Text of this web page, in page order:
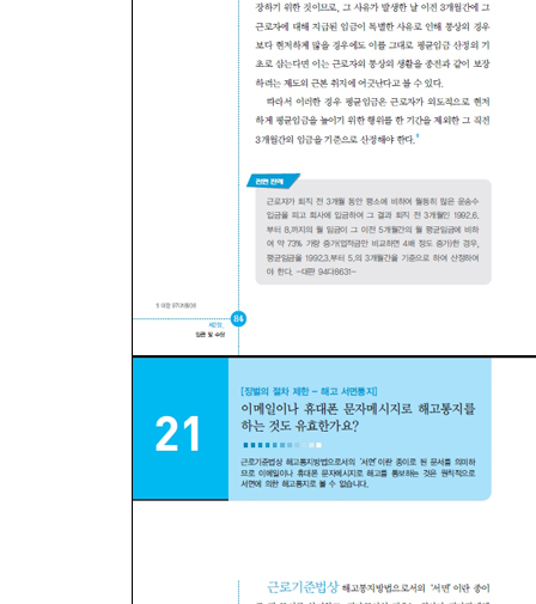
32 프리랜서계약을 체결한 경우 퇴직금을 지급하
33 근로기준법상 근로자인지 여부는 어떤 기준으
34 위임계약을 체결한 임원에 대해서는 자유로이
35 사업소득자의 경우 퇴직금을 지급하지 않아도
제2장 임금 및 수당
01 명절선물과 같이 현물로 지급된 금품도 임금에
[통상임금]
03 1개월을 넘는 주기로 지급되는 정기상여금도
04 일정한 자격자에게만 지급되는 자격수당도 통
05 부양가족 수에 따라 달라지는 가족수당도 통상
06 지급일 현재 재직자에게만 지급하는 수당도 통
09 식대나 자가운전보조금도 통상임금에 해당될